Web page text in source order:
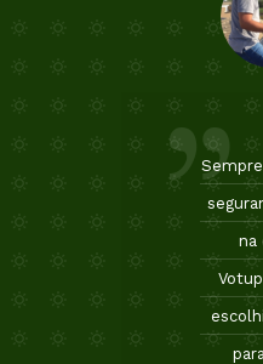
na